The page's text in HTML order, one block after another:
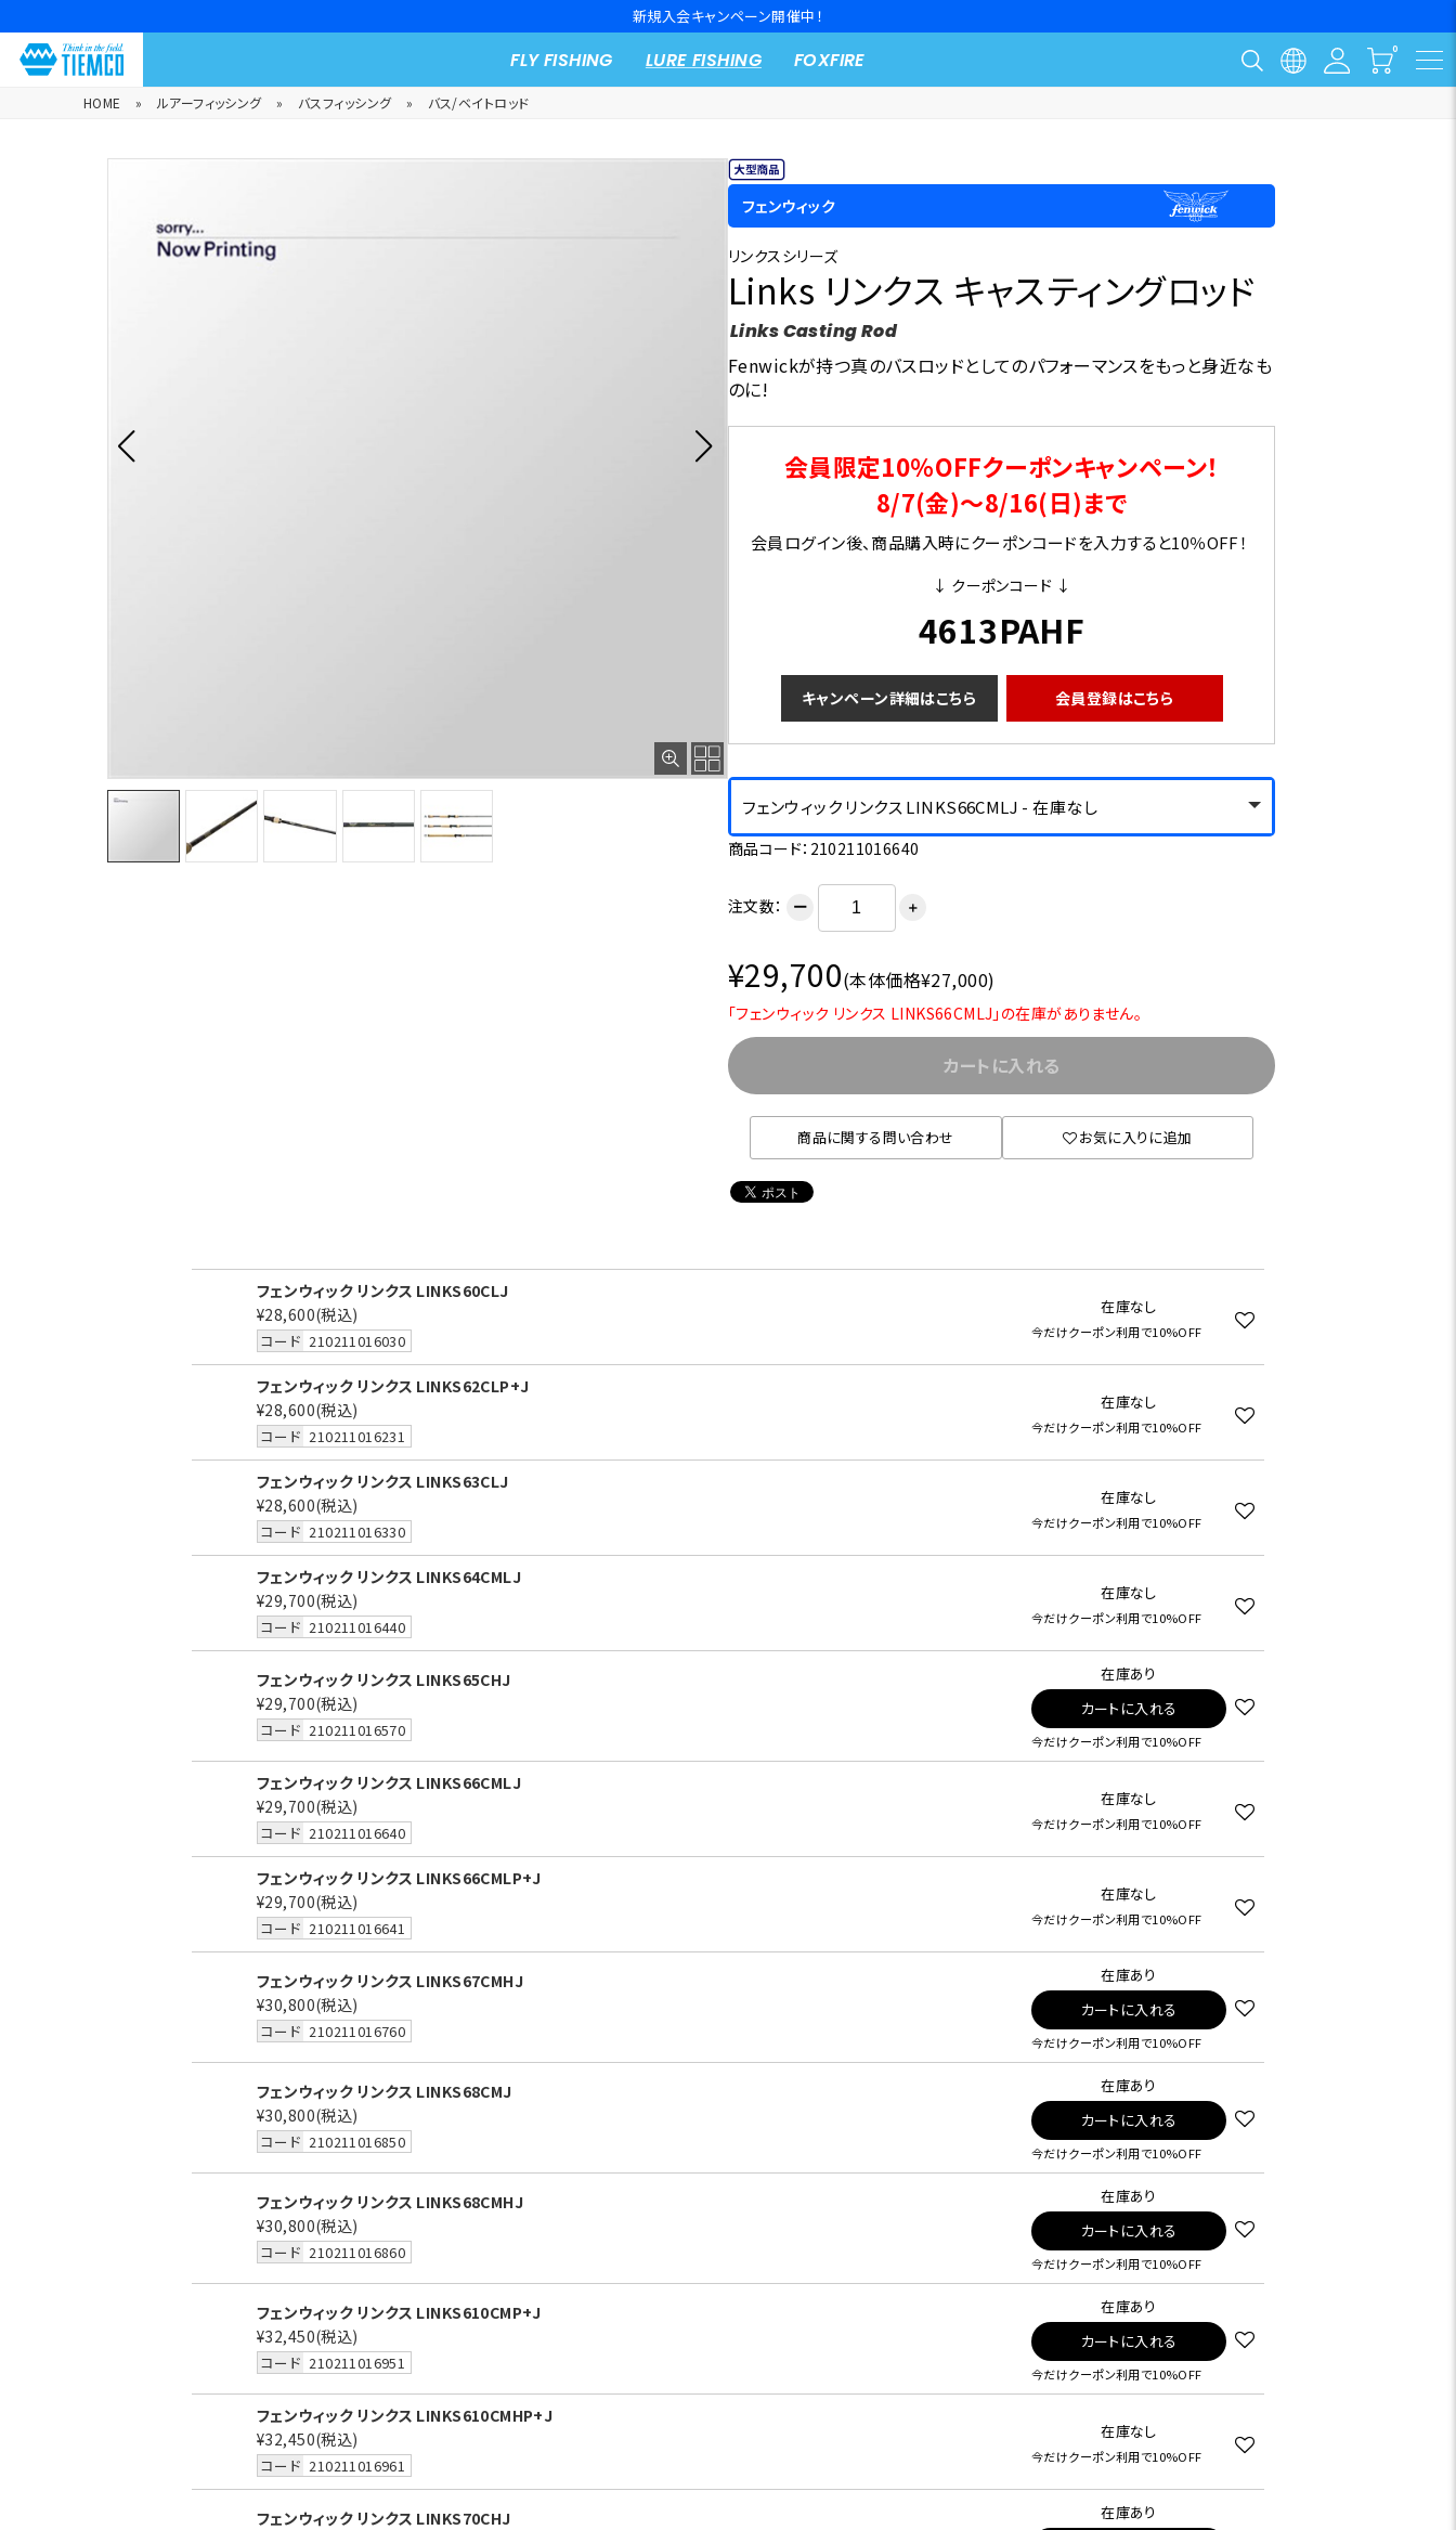
新規入会キャンペーン開催中！
FLY FISHING LURE FISHING FOXFIRE
HOME » ルアーフィッシング » バスフィッシング » バス/ベイトロッド
フェンウィック
リンクスシリーズ
Links リンクス キャスティングロッド
Links Casting Rod
Fenwickが持つ真のバスロッドとしてのパフォーマンスをもっと身近なも
のに!
会員限定10％OFFクーポンキャンペーン！
8/7(金)～8/16(日)まで
会員ログイン後、商品購入時にクーポンコードを入力すると10％OFF！
↓ クーポンコード ↓
4613PAHF
キャンペーン詳細はこちら 会員登録はこちら
フェンウィック リンクス LINKS66CMLJ - 在庫なし
商品コード：210211016640
注文数： ー ＋
¥29,700(本体価格¥27,000)
「フェンウィック リンクス LINKS66CMLJ」の在庫がありません。
カートに入れる
商品に関する問い合わせ お気に入りに追加
フェンウィック リンクス LINKS60CLJ
¥28,600(税込)
コード 210211016030
在庫なし
今だけクーポン利用で10%OFF
フェンウィック リンクス LINKS62CLP+J
¥28,600(税込)
コード 210211016231
在庫なし
今だけクーポン利用で10%OFF
フェンウィック リンクス LINKS63CLJ
¥28,600(税込)
コード 210211016330
在庫なし
今だけクーポン利用で10%OFF
フェンウィック リンクス LINKS64CMLJ
¥29,700(税込)
コード 210211016440
在庫なし
今だけクーポン利用で10%OFF
フェンウィック リンクス LINKS65CHJ
¥29,700(税込)
コード 210211016570
在庫あり
カートに入れる
今だけクーポン利用で10%OFF
フェンウィック リンクス LINKS66CMLJ
¥29,700(税込)
コード 210211016640
在庫なし
今だけクーポン利用で10%OFF
フェンウィック リンクス LINKS66CMLP+J
¥29,700(税込)
コード 210211016641
在庫なし
今だけクーポン利用で10%OFF
フェンウィック リンクス LINKS67CMHJ
¥30,800(税込)
コード 210211016760
在庫あり
カートに入れる
今だけクーポン利用で10%OFF
フェンウィック リンクス LINKS68CMJ
¥30,800(税込)
コード 210211016850
在庫あり
カートに入れる
今だけクーポン利用で10%OFF
フェンウィック リンクス LINKS68CMHJ
¥30,800(税込)
コード 210211016860
在庫あり
カートに入れる
今だけクーポン利用で10%OFF
フェンウィック リンクス LINKS610CMP+J
¥32,450(税込)
コード 210211016951
在庫あり
カートに入れる
今だけクーポン利用で10%OFF
フェンウィック リンクス LINKS610CMHP+J
¥32,450(税込)
コード 210211016961
在庫なし
今だけクーポン利用で10%OFF
フェンウィック リンクス LINKS70CHJ
在庫あり